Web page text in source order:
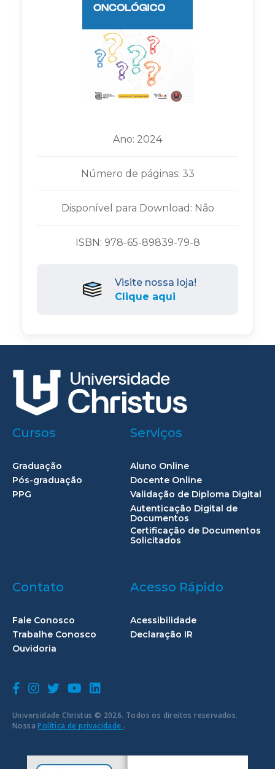
Ano: 2024
Número de páginas: 33
Disponível para Download: Não
ISBN: 978-65-89839-79-8
Visite nossa loja!
Clique aqui
Universidade Christus © 2026. Todos os direitos reservados.
NossaPolítica de privacidade .
Cursos
Graduação
Pós-graduação
PPG
Serviços
Aluno Online
Docente Online
Validação de Diploma Digital
Autenticação Digital de
Documentos
Certificação de Documentos
Solicitados
Contato
Fale Conosco
Trabalhe Conosco
Ouvidoria
Acesso Rápido
Acessibilidade
Declaração IR